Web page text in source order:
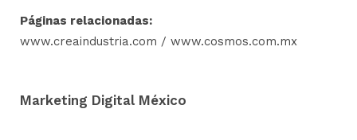
Páginas relacionadas:
www.creaindustria.com / www.cosmos.com.mx
Marketing Digital México